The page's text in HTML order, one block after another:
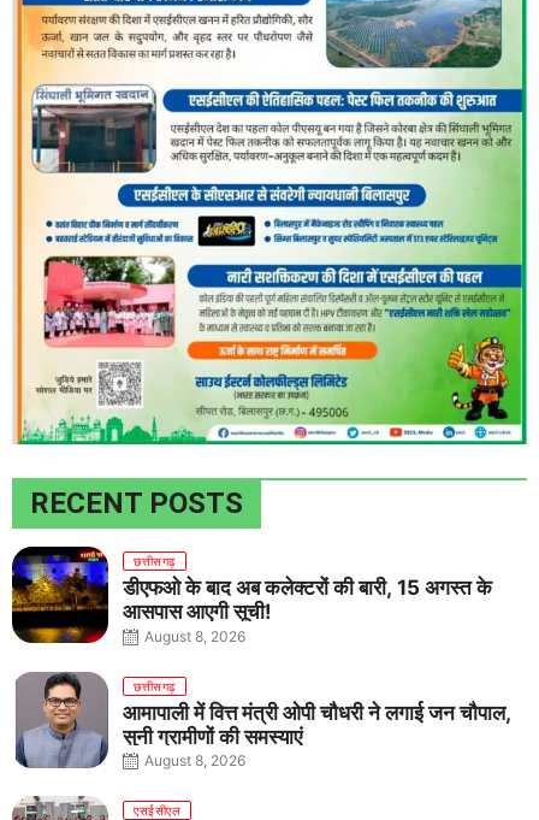
RECENT POSTS
छत्तीसगढ़
डीएफओ के बाद अब कलेक्टरों की बारी, 15 अगस्त के
आसपास आएगी सूची!
August 8, 2026
छत्तीसगढ़
आमापाली में वित्त मंत्री ओपी चौधरी ने लगाई जन चौपाल,
सुनी ग्रामीणों की समस्याएं
August 8, 2026
एसईसीएल